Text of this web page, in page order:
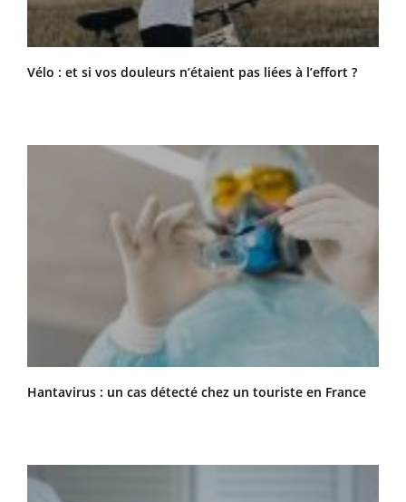
Vélo : et si vos douleurs n’étaient pas liées à l’effort ?
Hantavirus : un cas détecté chez un touriste en France